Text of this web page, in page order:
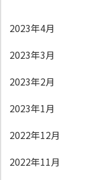
2023年4月
2023年3月
2023年2月
2023年1月
2022年12月
2022年11月